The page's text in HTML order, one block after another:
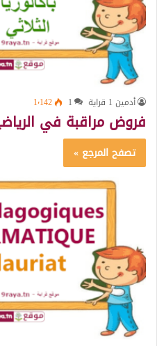
أدمين 1 قراية 1 1٬142
فروض مراقبة في
تصفح المرجع »